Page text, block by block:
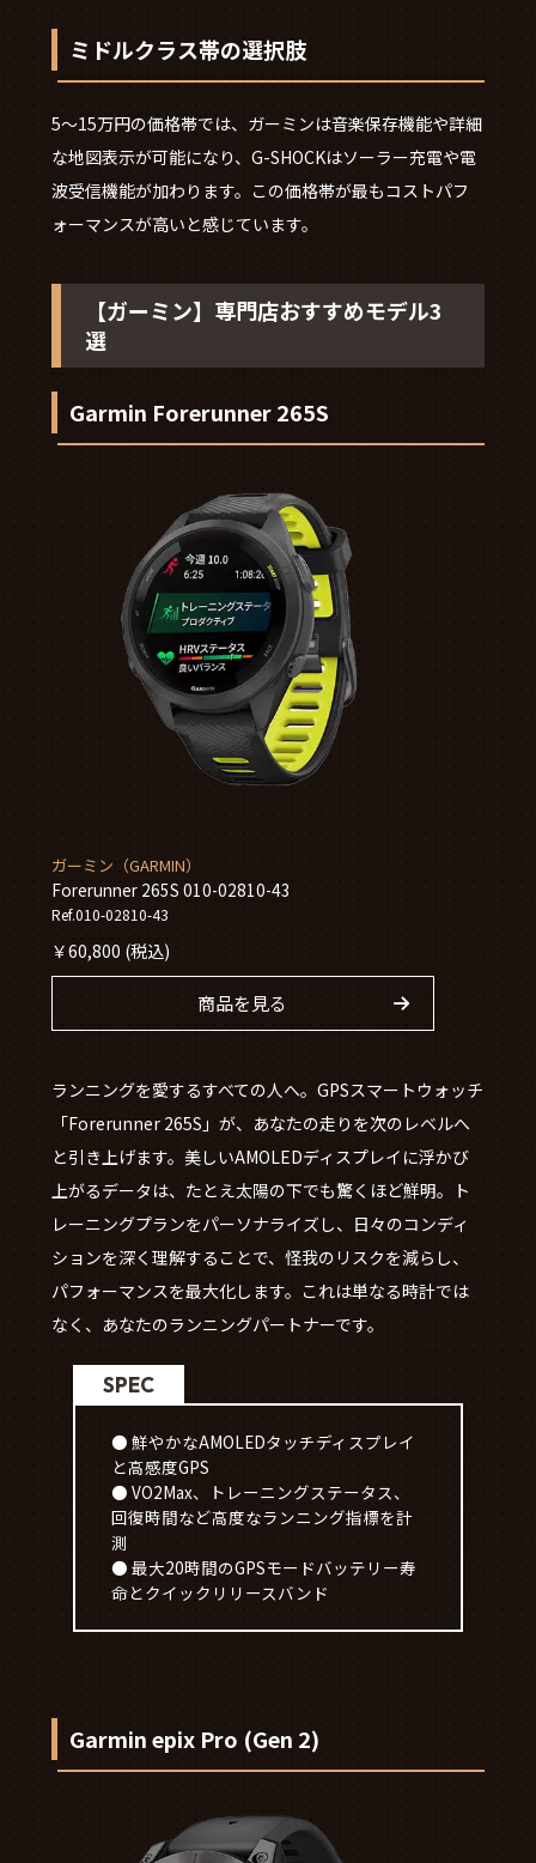
ミドルクラス帯の選択肢
5～15万円の価格帯では、ガーミンは音楽保存機能や詳細
な地図表示が可能になり、G-SHOCKはソーラー充電や電
波受信機能が加わります。この価格帯が最もコストパフ
ォーマンスが高いと感じています。
【ガーミン】専門店おすすめモデル3
選
Garmin Forerunner 265S
ガーミン（GARMIN）
Forerunner 265S 010-02810-43
Ref.010-02810-43
￥60,800 (税込)
商品を見る
ランニングを愛するすべての人へ。GPSスマートウォッチ
「Forerunner 265S」が、あなたの走りを次のレベルへ
と引き上げます。美しいAMOLEDディスプレイに浮かび
上がるデータは、たとえ太陽の下でも驚くほど鮮明。ト
レーニングプランをパーソナライズし、日々のコンディ
ションを深く理解することで、怪我のリスクを減らし、
パフォーマンスを最大化します。これは単なる時計では
なく、あなたのランニングパートナーです。
SPEC
● 鮮やかなAMOLEDタッチディスプレイ
と高感度GPS
● VO2Max、トレーニングステータス、
回復時間など高度なランニング指標を計
測
● 最大20時間のGPSモードバッテリー寿
命とクイックリリースバンド
Garmin epix Pro (Gen 2)